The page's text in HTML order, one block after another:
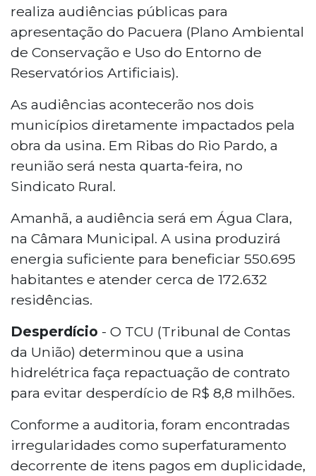
realiza audiências públicas para
apresentação do Pacuera (Plano Ambiental
de Conservação e Uso do Entorno de
Reservatórios Artificiais).
As audiências acontecerão nos dois
municípios diretamente impactados pela
obra da usina. Em Ribas do Rio Pardo, a
reunião será nesta quarta-feira, no
Sindicato Rural.
Amanhã, a audiência será em Água Clara,
na Câmara Municipal. A usina produzirá
energia suficiente para beneficiar 550.695
habitantes e atender cerca de 172.632
residências.
Desperdício - O TCU (Tribunal de Contas
da União) determinou que a usina
hidrelétrica faça repactuação de contrato
para evitar desperdício de R$ 8,8 milhões.
Conforme a auditoria, foram encontradas
irregularidades como superfaturamento
decorrente de itens pagos em duplicidade,